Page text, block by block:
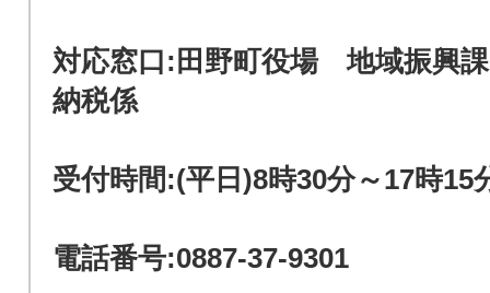
対応窓口:田野町役場 地域振興
納税係
受付時間:(平日)8時30分～17時15
電話番号:0887-37-9301